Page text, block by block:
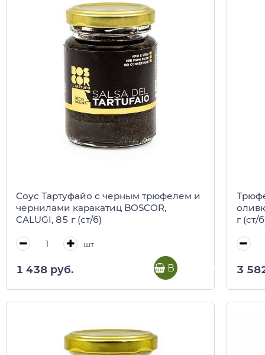
Соус Тартуфайо с черным трюфелем и
чернилами каракатиц BOSCOR,
CALUGI, 85 г (ст/б)
шт
1 438 руб. В корзину
г (ст/
3